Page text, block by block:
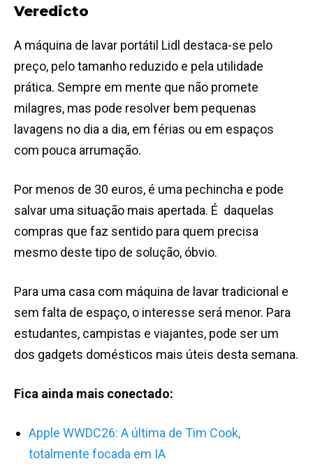
Veredicto
A máquina de lavar portátil Lidl destaca-se pelo
preço, pelo tamanho reduzido e pela utilidade
prática. Sempre em mente que não promete
milagres, mas pode resolver bem pequenas
lavagens no dia a dia, em férias ou em espaços
com pouca arrumação.
Por menos de 30 euros, é uma pechincha e pode
salvar uma situação mais apertada. É daquelas
compras que faz sentido para quem precisa
mesmo deste tipo de solução, óbvio.
Para uma casa com máquina de lavar tradicional e
sem falta de espaço, o interesse será menor. Para
estudantes, campistas e viajantes, pode ser um
dos gadgets domésticos mais úteis desta semana.
Fica ainda mais conectado:
Apple WWDC26: A última de Tim Cook,
totalmente focada em IA